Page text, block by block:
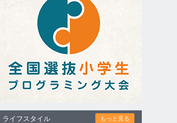
ライフスタイル もっと見る